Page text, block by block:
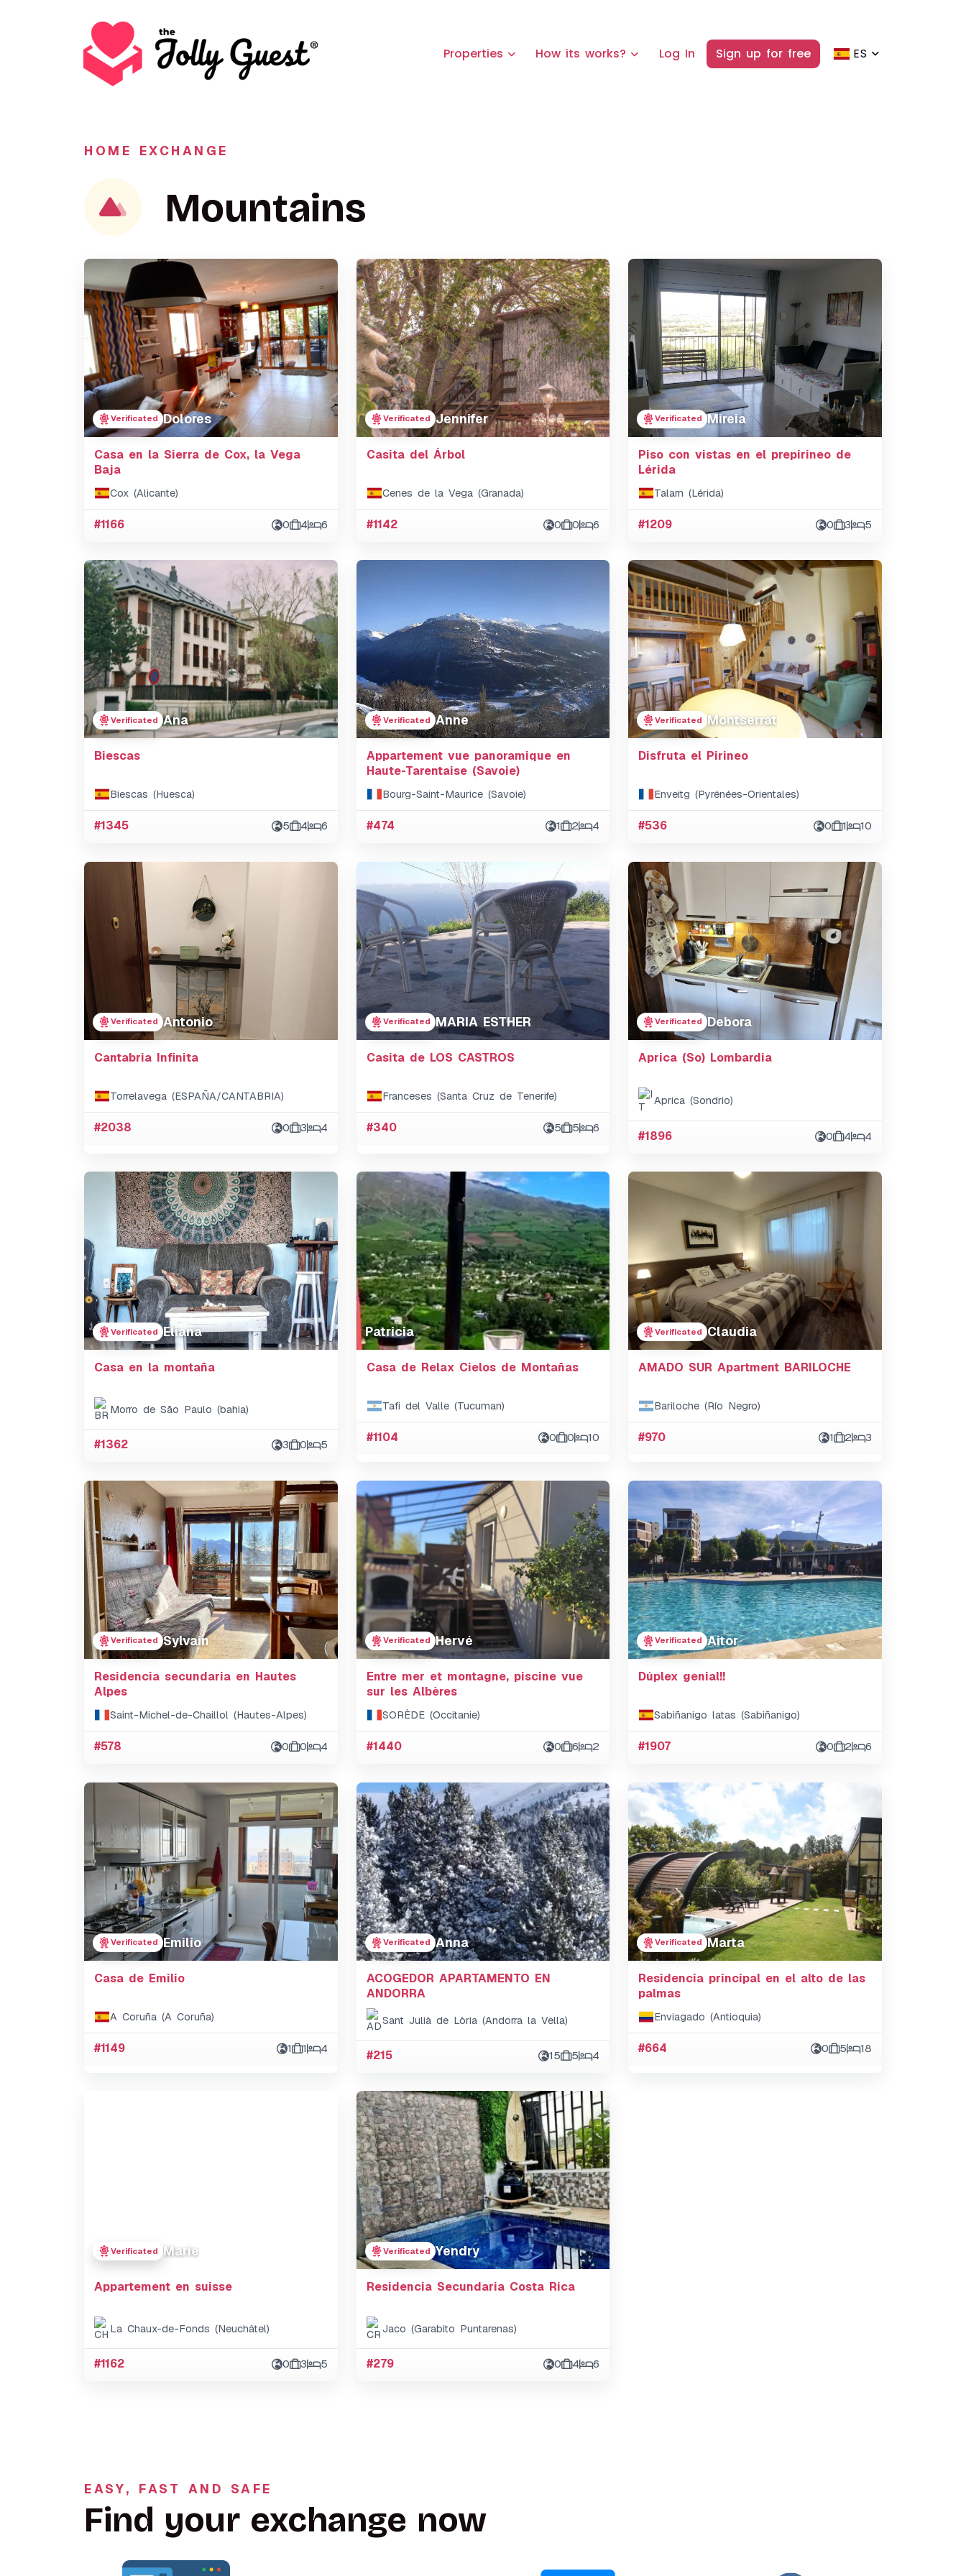
Properties How its works? Log In Sign up for free ES
HOME EXCHANGE
Mountains
Verificated Dolores
Casa en la Sierra de Cox, la Vega
Baja
Cox (Alicante)
#1166 0 4 6
Verificated Jennifer
Casita del Árbol
Cenes de la Vega (Granada)
#1142 0 0 6
Verificated Mireia
Piso con vistas en el prepirineo de
Lérida
Talarn (Lérida)
#1209 0 3 5
Verificated Ana
Biescas
Biescas (Huesca)
#1345 5 4 6
Verificated Anne
Appartement vue panoramique en
Haute-Tarentaise (Savoie)
Bourg-Saint-Maurice (Savoie)
#474 1 2 4
Verificated Montserrat
Disfruta el Pirineo
Enveitg (Pyrénées-Orientales)
#536 0 1 10
Verificated Antonio
Cantabria Infinita
Torrelavega (ESPAÑA/CANTABRIA)
#2038 0 3 4
Verificated MARIA ESTHER
Casita de LOS CASTROS
Franceses (Santa Cruz de Tenerife)
#340 5 5 6
Verificated Debora
Aprica (So) Lombardia
Aprica (Sondrio)
#1896 0 4 4
Verificated Eliana
Casa en la montaña
Morro de São Paulo (bahia)
#1362 3 0 5
Patricia
Casa de Relax Cielos de Montañas
Tafi del Valle (Tucuman)
#1104 0 0 10
Verificated Claudia
AMADO SUR Apartment BARILOCHE
Bariloche (Río Negro)
#970 1 2 3
Verificated Sylvain
Residencia secundaria en Hautes
Alpes
Saint-Michel-de-Chaillol (Hautes-Alpes)
#578 0 0 4
Verificated Hervé
Entre mer et montagne, piscine vue
sur les Albères
SORÈDE (Occitanie)
#1440 0 6 2
Verificated Aitor
Dúplex genial!!
Sabiñanigo latas (Sabiñanigo)
#1907 0 2 6
Verificated Emilio
Casa de Emilio
A Coruña (A Coruña)
#1149 1 1 4
Verificated Anna
ACOGEDOR APARTAMENTO EN
ANDORRA
Sant Julià de Lòria (Andorra la Vella)
#215 15 5 4
Verificated Marta
Residencia principal en el alto de las
palmas
Enviagado (Antioquia)
#664 0 5 18
Verificated Marie
Appartement en suisse
La Chaux-de-Fonds (Neuchâtel)
#1162 0 3 5
Verificated Yendry
Residencia Secundaria Costa Rica
Jaco (Garabito Puntarenas)
#279 0 4 6
EASY, FAST AND SAFE
Find your exchange now